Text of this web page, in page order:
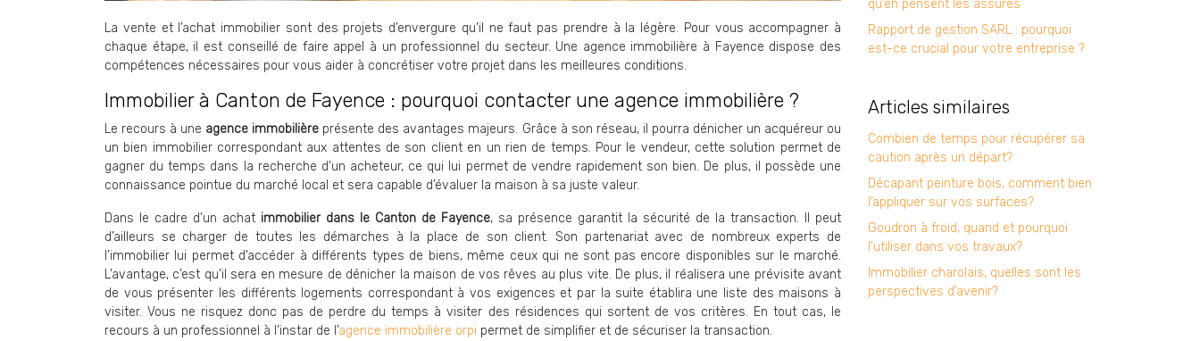
La vente et l’achat immobilier sont des projets d’envergure qu’il ne faut pas prendre à la légère. Pour vous accompagner à
chaque étape, il est conseillé de faire appel à un professionnel du secteur. Une agence immobilière à Fayence dispose des
compétences nécessaires pour vous aider à concrétiser votre projet dans les meilleures conditions.
Immobilier à Canton de Fayence : pourquoi contacter une agence immobilière ?
Le recours à une agence immobilière présente des avantages majeurs. Grâce à son réseau, il pourra dénicher un acquéreur ou
un bien immobilier correspondant aux attentes de son client en un rien de temps. Pour le vendeur, cette solution permet de
gagner du temps dans la recherche d’un acheteur, ce qui lui permet de vendre rapidement son bien. De plus, il possède une
connaissance pointue du marché local et sera capable d’évaluer la maison à sa juste valeur.
Dans le cadre d’un achat immobilier dans le Canton de Fayence, sa présence garantit la sécurité de la transaction. Il peut
d’ailleurs se charger de toutes les démarches à la place de son client. Son partenariat avec de nombreux experts de
l’immobilier lui permet d’accéder à différents types de biens, même ceux qui ne sont pas encore disponibles sur le marché.
L’avantage, c’est qu’il sera en mesure de dénicher la maison de vos rêves au plus vite. De plus, il réalisera une prévisite avant
de vous présenter les différents logements correspondant à vos exigences et par la suite établira une liste des maisons à
visiter. Vous ne risquez donc pas de perdre du temps à visiter des résidences qui sortent de vos critères. En tout cas, le
recours à un professionnel à l’instar de l’agence immobilière orpi permet de simplifier et de sécuriser la transaction.
qu’en pensent les assurés
Rapport de gestion SARL : pourquoi
est-ce crucial pour votre entreprise ?
Articles similaires
Combien de temps pour récupérer sa
caution après un départ?
Décapant peinture bois, comment bien
l’appliquer sur vos surfaces?
Goudron à froid, quand et pourquoi
l’utiliser dans vos travaux?
Immobilier charolais, quelles sont les
perspectives d’avenir?